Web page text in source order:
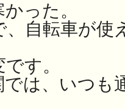
った。
、自転車が使
す。
は、いつも